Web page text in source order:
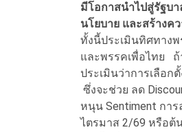
มีโอกาสนำไปสู่รัฐบ
นโยบาย และสร้างค
ทั้งนี้ประเมินทิศทาง
และพรรคเพื่อไทย ถ้
ประเมินว่าการเลือ
ซึ่งจะช่วย ลด
หนุน Sentiment การ
ไตรมาส 2/69 หรือต้